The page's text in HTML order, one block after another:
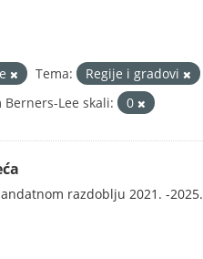
Tema: Regije i gradovi
Lee skali: 0
razdoblju 2021. -2025.